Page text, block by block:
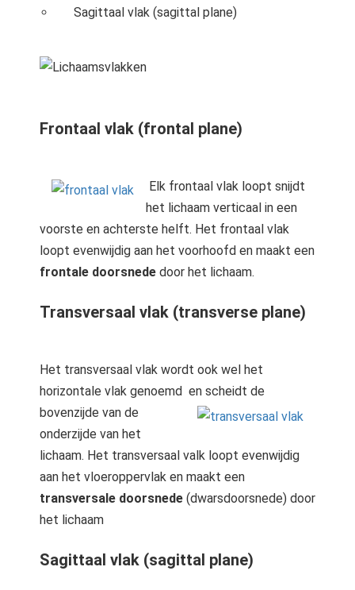
Sagittaal vlak (sagittal plane)
Frontaal vlak (frontal plane)
Elk frontaal vlak loopt snijdt
het lichaam verticaal in een
voorste en achterste helft. Het frontaal vlak
loopt evenwijdig aan het voorhoofd en maakt een
frontale doorsnede door het lichaam.
Transversaal vlak (transverse plane)
Het transversaal vlak wordt ook wel het
horizontale vlak genoemd en scheidt de
bovenzijde van de
onderzijde van het
lichaam. Het transversaal valk loopt evenwijdig
aan het vloeroppervlak en maakt een
transversale doorsnede (dwarsdoorsnede) door
het lichaam
Sagittaal vlak (sagittal plane)